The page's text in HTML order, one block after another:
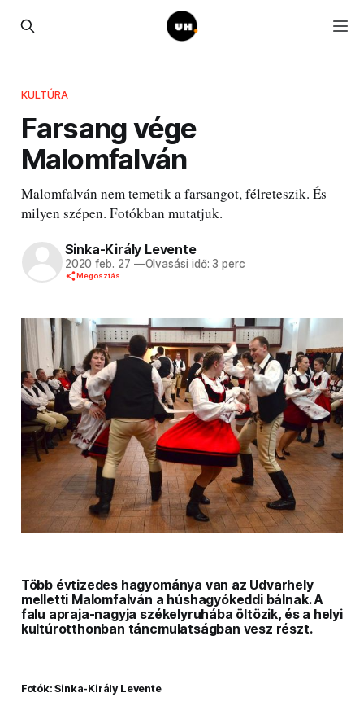
KULTÚRA
Farsang vége
Malomfalván
Malomfalván nem temetik a farsangot, félreteszik. És
milyen szépen. Fotókban mutatjuk.
Sinka-Király Levente
2020 feb. 27 —Olvasási idő: 3 perc
Megosztás
Több évtizedes hagyománya van az Udvarhely
melletti Malomfalván a húshagyókeddi bálnak. A
falu apraja-nagyja székelyruhába öltözik, és a helyi
kultúrotthonban táncmulatságban vesz részt.
Fotók: Sinka-Király Levente